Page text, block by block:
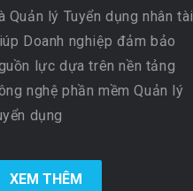
Quản lý Tuyển dụng nhân tài
Doanh nghiệp đảm bảo
lực dựa trên nền tảng
nghệ phần mềm Quản lý
dụng
XEM THÊM